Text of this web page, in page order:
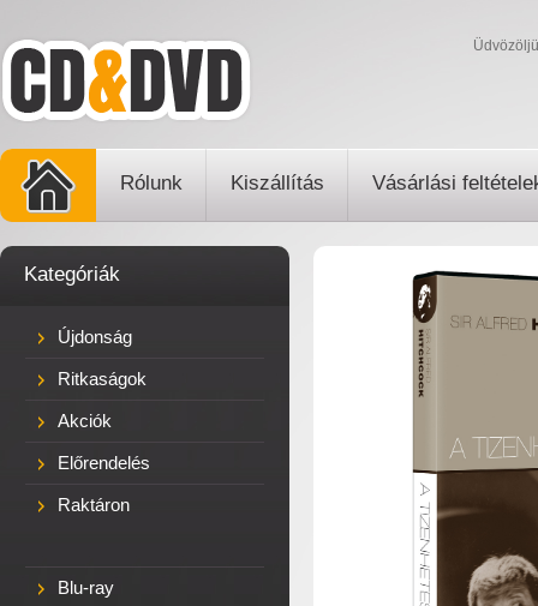
Rólunk Kiszállítás Vásárlási
Kategóriák
Újdonság
Ritkaságok
Akciók
Előrendelés
Raktáron
Blu-ray